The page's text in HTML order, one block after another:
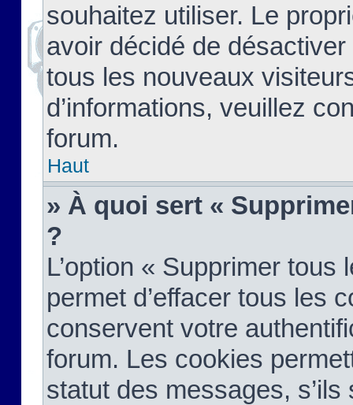
souhaitez utiliser. Le
avoir décidé de
tous les nouveaux
d’informations, veuillez
forum.
Haut
» À quoi sert «
?
L’option « Supprimer
permet d’effacer tous les
conservent votre
forum. Les cookies
statut des messages,